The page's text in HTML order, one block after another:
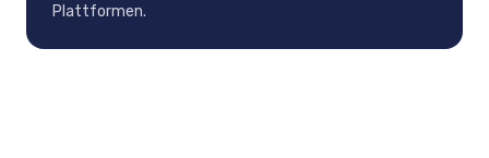
Plattformen.